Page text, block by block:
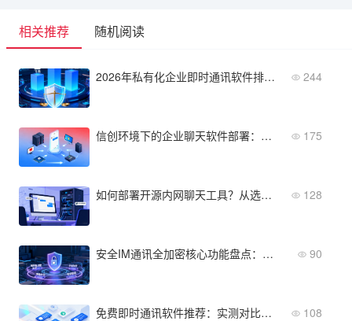
相关推荐 随机阅读
2026年私有化企业即时通讯软件排行榜：信创、安全、性价比 244
信创环境下的企业聊天软件部署：从硬件到软件全栈适配 175
如何部署开源内网聊天工具？从选型到上线的完整指南 128
安全IM通讯全加密核心功能盘点：这4个模块缺一不可 90
免费即时通讯软件推荐：实测对比后选这几款 108